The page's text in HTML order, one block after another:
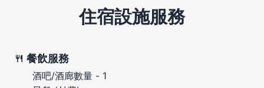
住宿設施服務
餐飲服務
酒吧/酒廊數量 - 1